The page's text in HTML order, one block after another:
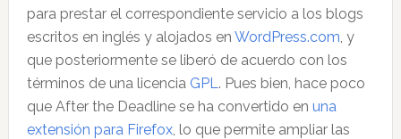
para prestar el correspondiente servicio a los blogs
escritos en inglés y alojados en WordPress.com , y
que posteriormente se liberó de acuerdo con los
términos de una licencia GPL . Pues bien, hace poco
que After the Deadline se ha convertido en una
extensión para Firefox, lo que permite ampliar las